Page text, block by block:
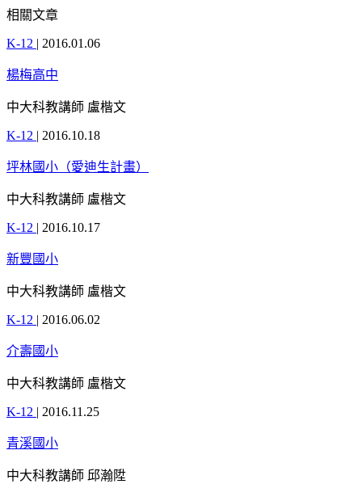
相關文章
K-12 | 2016.01.06
楊梅高中
中大科教講師 盧楷文
K-12 | 2016.10.18
坪林國小（愛迪生計畫）
中大科教講師 盧楷文
K-12 | 2016.10.17
新豐國小
中大科教講師 盧楷文
K-12 | 2016.06.02
介壽國小
中大科教講師 盧楷文
K-12 | 2016.11.25
青溪國小
中大科教講師 邱瀚陞